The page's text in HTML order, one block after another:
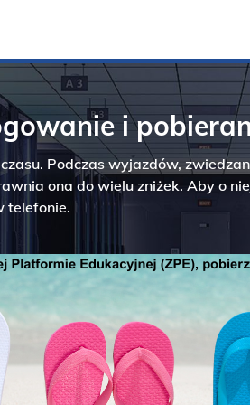
i
Podczas wyjazdów,
ona do wielu zniżek. Aby o
telefonie.